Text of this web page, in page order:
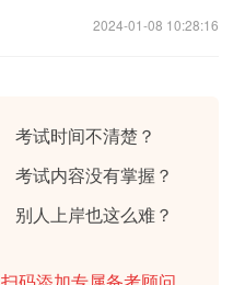
2024-01-08 10:28:16
考试时间不清楚？
考试内容没有掌握？
别人上岸也这么难？